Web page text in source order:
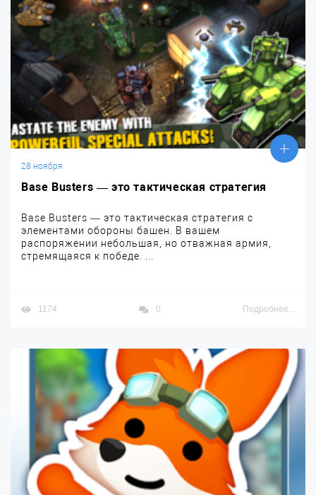
28 ноября
Base Busters — это тактическая стратегия
Base Busters — это тактическая стратегия с
элементами обороны башен. В вашем
распоряжении небольшая, но отважная армия,
стремящаяся к победе. ...
1174 0 Подробнее...